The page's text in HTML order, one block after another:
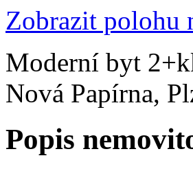
Zobrazit polohu
Moderní byt
Nová Papírna,
Popis